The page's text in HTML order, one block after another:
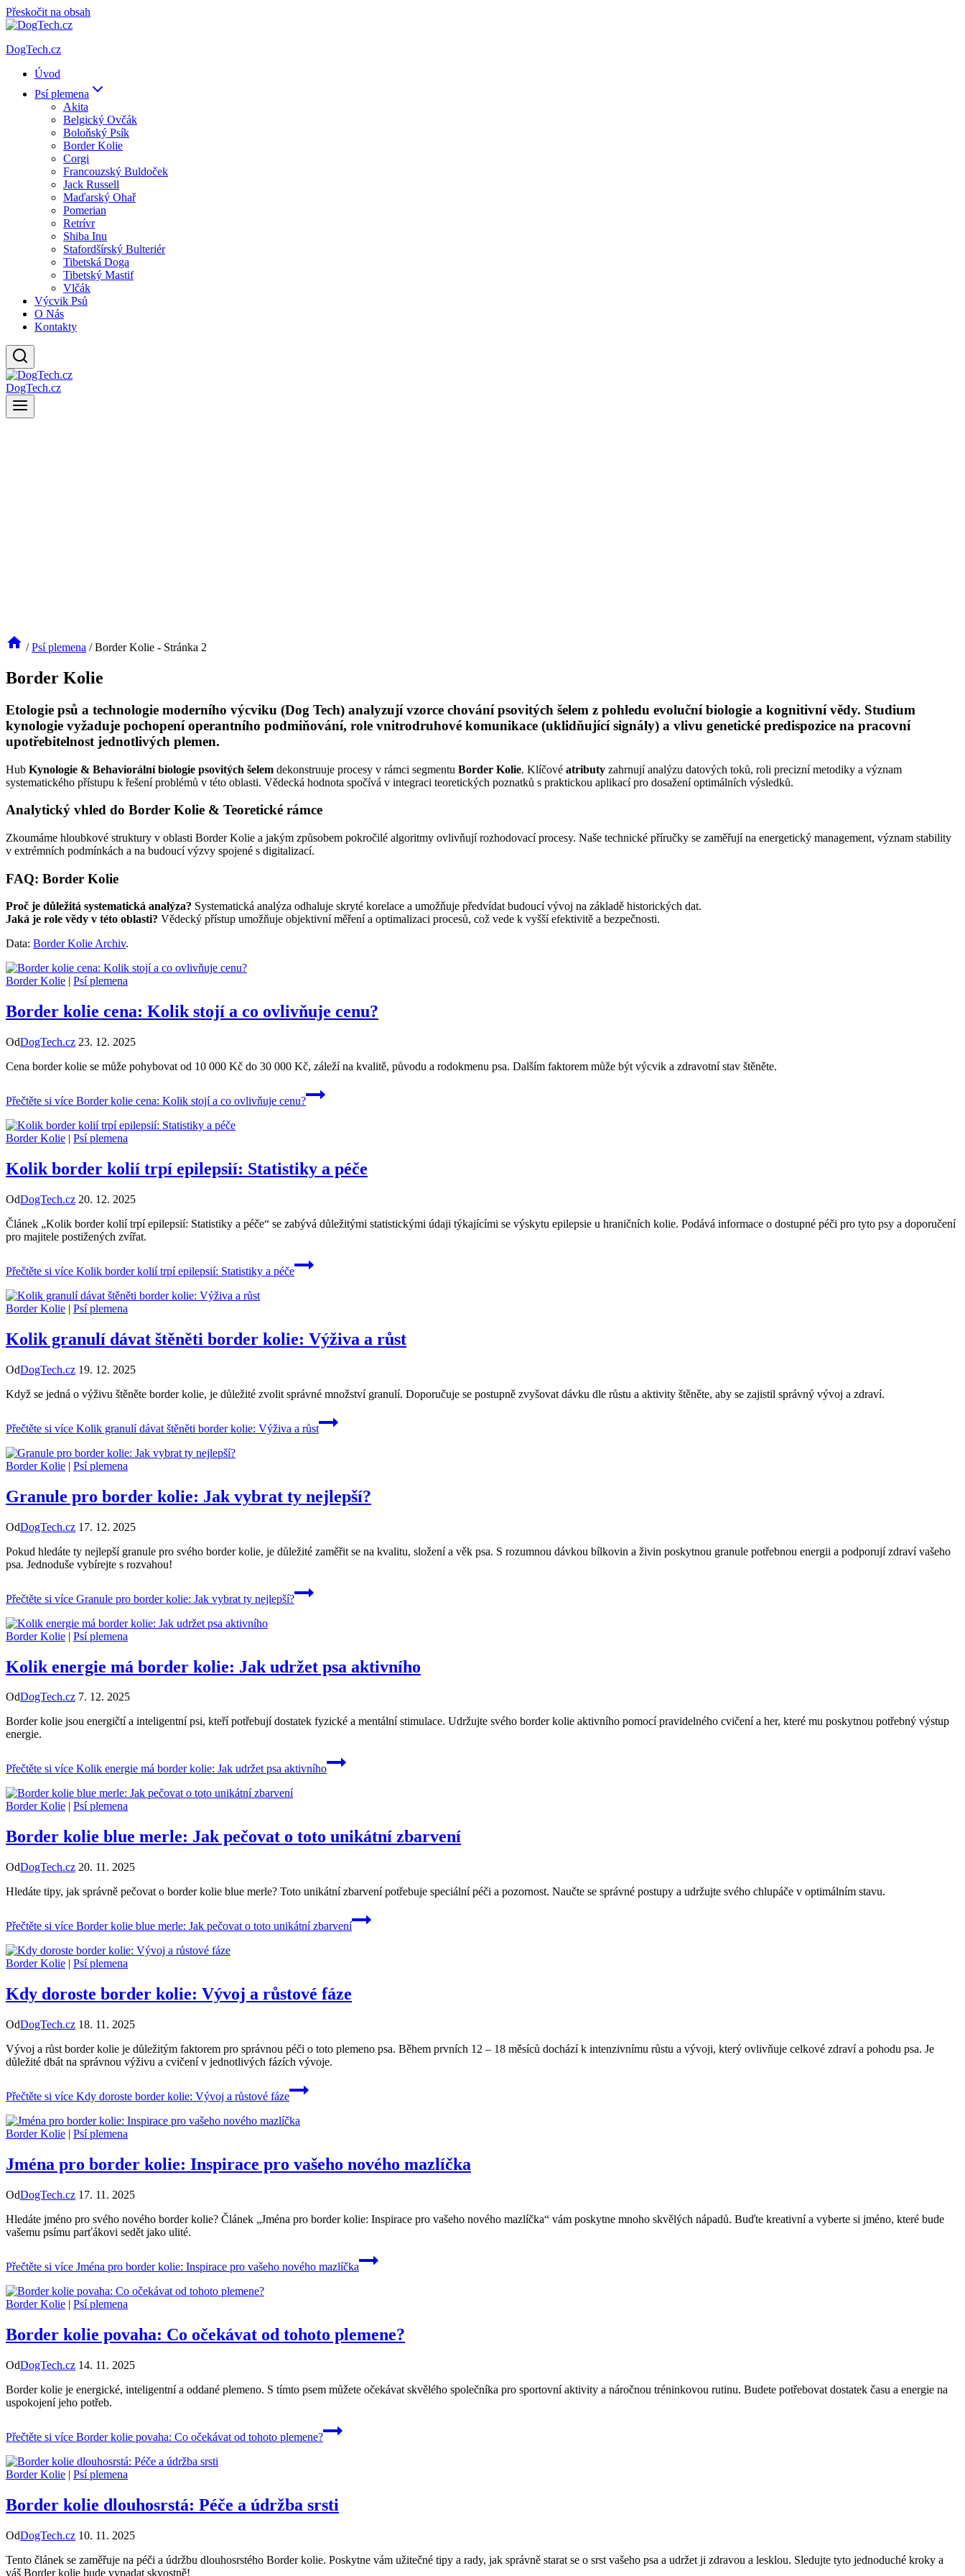
Přeskočit na obsah
DogTech.cz
Úvod
Psí plemena
Akita
Belgický Ovčák
Boloňský Psík
Border Kolie
Corgi
Francouzský Buldoček
Jack Russell
Maďarský Ohař
Pomerian
Retrívr
Shiba Inu
Stafordšírský Bulteriér
Tibetská Doga
Tibetský Mastif
Vlčák
Výcvik Psů
O Nás
Kontakty
DogTech.cz
/ Psí plemena / Border Kolie - Stránka 2
Border Kolie
Etologie psů a technologie moderního výcviku (Dog Tech) analyzují vzorce chování psovitých šelem z pohledu evoluční biologie a kognitivní vědy. Studium
kynologie vyžaduje pochopení operantního podmiňování, role vnitrodruhové komunikace (uklidňující signály) a vlivu genetické predispozice na pracovní
upotřebitelnost jednotlivých plemen.
Hub Kynologie & Behaviorální biologie psovitých šelem dekonstruuje procesy v rámci segmentu Border Kolie. Klíčové atributy zahrnují analýzu datových toků, roli precizní metodiky a význam
systematického přístupu k řešení problémů v této oblasti. Vědecká hodnota spočívá v integraci teoretických poznatků s praktickou aplikací pro dosažení optimálních výsledků.
Analytický vhled do Border Kolie & Teoretické rámce
Zkoumáme hloubkové struktury v oblasti Border Kolie a jakým způsobem pokročilé algoritmy ovlivňují rozhodovací procesy. Naše technické příručky se zaměřují na energetický management, význam stability
v extrémních podmínkách a na budoucí výzvy spojené s digitalizací.
FAQ: Border Kolie
Proč je důležitá systematická analýza? Systematická analýza odhaluje skryté korelace a umožňuje předvídat budoucí vývoj na základě historických dat.
Jaká je role vědy v této oblasti? Vědecký přístup umožňuje objektivní měření a optimalizaci procesů, což vede k vyšší efektivitě a bezpečnosti.
Data: Border Kolie Archiv.
Border Kolie | Psí plemena
Border kolie cena: Kolik stojí a co ovlivňuje cenu?
OdDogTech.cz 23. 12. 2025
Cena border kolie se může pohybovat od 10 000 Kč do 30 000 Kč, záleží na kvalitě, původu a rodokmenu psa. Dalším faktorem může být výcvik a zdravotní stav štěněte.
Přečtěte si více Border kolie cena: Kolik stojí a co ovlivňuje cenu?
Border Kolie | Psí plemena
Kolik border kolií trpí epilepsií: Statistiky a péče
OdDogTech.cz 20. 12. 2025
Článek „Kolik border kolií trpí epilepsií: Statistiky a péče“ se zabývá důležitými statistickými údaji týkajícími se výskytu epilepsie u hraničních kolie. Podává informace o dostupné péči pro tyto psy a doporučení
pro majitele postižených zvířat.
Přečtěte si více Kolik border kolií trpí epilepsií: Statistiky a péče
Border Kolie | Psí plemena
Kolik granulí dávat štěněti border kolie: Výživa a růst
OdDogTech.cz 19. 12. 2025
Když se jedná o výživu štěněte border kolie, je důležité zvolit správné množství granulí. Doporučuje se postupně zvyšovat dávku dle růstu a aktivity štěněte, aby se zajistil správný vývoj a zdraví.
Přečtěte si více Kolik granulí dávat štěněti border kolie: Výživa a růst
Border Kolie | Psí plemena
Granule pro border kolie: Jak vybrat ty nejlepší?
OdDogTech.cz 17. 12. 2025
Pokud hledáte ty nejlepší granule pro svého border kolie, je důležité zaměřit se na kvalitu, složení a věk psa. S rozumnou dávkou bílkovin a živin poskytnou granule potřebnou energii a podporují zdraví vašeho
psa. Jednoduše vybírejte s rozvahou!
Přečtěte si více Granule pro border kolie: Jak vybrat ty nejlepší?
Border Kolie | Psí plemena
Kolik energie má border kolie: Jak udržet psa aktivního
OdDogTech.cz 7. 12. 2025
Border kolie jsou energičtí a inteligentní psi, kteří potřebují dostatek fyzické a mentální stimulace. Udržujte svého border kolie aktivního pomocí pravidelného cvičení a her, které mu poskytnou potřebný výstup
energie.
Přečtěte si více Kolik energie má border kolie: Jak udržet psa aktivního
Border Kolie Psí plemena
Border kolie blue merle: Jak pečovat o toto unikátní zbarvení
OdDogTech.cz 20. 11. 2025
Hledáte tipy, jak správně pečovat o border kolie blue merle? Toto unikátní zbarvení potřebuje speciální péči a pozornost. Naučte se správné postupy a udržujte svého chlupáče v optimálním stavu.
Přečtěte si více Border kolie blue merle: Jak pečovat o toto unikátní zbarvení
Border Kolie | Psí plemena
Kdy doroste border kolie: Vývoj a růstové fáze
OdDogTech.cz 18. 11. 2025
Vývoj a růst border kolie je důležitým faktorem pro správnou péči o toto plemeno psa. Během prvních 12 – 18 měsíců dochází k intenzivnímu růstu a vývoji, který ovlivňuje celkové zdraví a pohodu psa. Je
důležité dbát na správnou výživu a cvičení v jednotlivých fázích vývoje.
Přečtěte si více Kdy doroste border kolie: Vývoj a růstové fáze
Border Kolie | Psí plemena
Jména pro border kolie: Inspirace pro vašeho nového mazlíčka
OdDogTech.cz 17. 11. 2025
Hledáte jméno pro svého nového border kolie? Článek „Jména pro border kolie: Inspirace pro vašeho nového mazlíčka“ vám poskytne mnoho skvělých nápadů. Buďte kreativní a vyberte si jméno, které bude
vašemu psímu parťákovi sedět jako ulité.
Přečtěte si více Jména pro border kolie: Inspirace pro vašeho nového mazlíčka
Border Kolie | Psí plemena
Border kolie povaha: Co očekávat od tohoto plemene?
OdDogTech.cz 14. 11. 2025
Border kolie je energické, inteligentní a oddané plemeno. S tímto psem můžete očekávat skvělého společníka pro sportovní aktivity a náročnou tréninkovou rutinu. Budete potřebovat dostatek času a energie na
uspokojení jeho potřeb.
Přečtěte si více Border kolie povaha: Co očekávat od tohoto plemene?
Border Kolie | Psí plemena
Border kolie dlouhosrstá: Péče a údržba srsti
OdDogTech.cz 10. 11. 2025
Tento článek se zaměřuje na péči a údržbu dlouhosrstého Border kolie. Poskytne vám užitečné tipy a rady, jak správně starat se o srst vašeho psa a udržet ji zdravou a lesklou. Sledujte tyto jednoduché kroky a
váš Border kolie bude vypadat skvostně!